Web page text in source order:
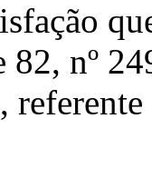
nº